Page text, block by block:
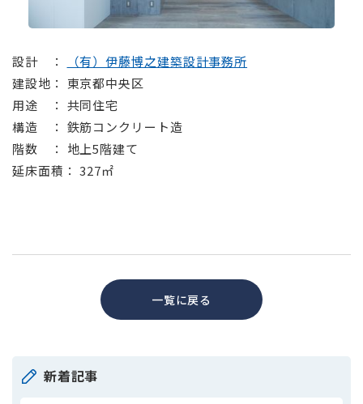
設計 ：
（有）伊藤博之建築設計事務所
建設地： 東京都中央区
用途 ： 共同住宅
構造 ： 鉄筋コンクリート造
階数 ： 地上5階建て
延床面積： 327㎡
一覧に戻る
新着記事